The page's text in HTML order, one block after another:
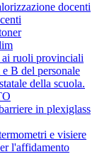
docenti
ai ruoli provinciali
B del personale
della scuola.
in plexiglass
e visiere
l'affidamento